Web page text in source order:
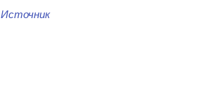
Источник